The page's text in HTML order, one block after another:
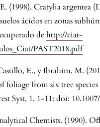
(1998). Cratylia argentea
ácidos en zonas
dehttp://ciat-
PAST2018.pdf
E., y Ibrahim, M.
foliage from six tree
Syst, 1, 1-11: doi:
Chemists. (1990).